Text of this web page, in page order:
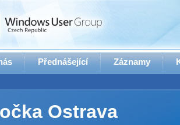
Přednášející Záznamy
Ostrava